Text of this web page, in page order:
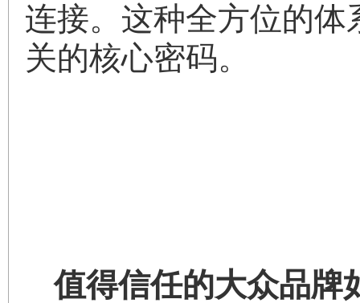
连接。这种全方位的
关的核心密码。
值得信任的大众品牌